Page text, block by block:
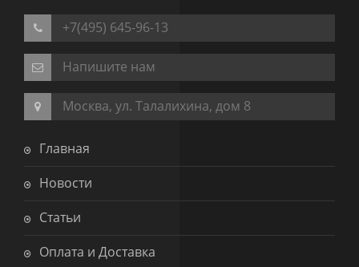
+7(495) 645-96-13
Напишите нам
Москва, ул. Талалихина, дом 8
Главная
Новости
Статьи
Оплата и Доставка